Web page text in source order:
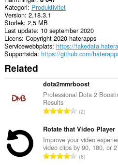
Kategori Produktivitet
Version 2.18.3.1
Storlek 2,5 MB
Last update 10 september 2020
Licens Copyright 2020 haterapps
Servicewebbplats https://
Supportsida https://github.com/
Related
dota2mmrboost
Professional Dota 2
Results
T
t
a
l
t
2
Rotate that Video Player
Improve your video
video clips by 90, 180, or
T6